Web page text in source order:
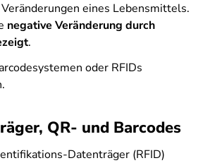
eines Lebensmittels.
negative Veränderung durch
.
oder RFIDs
QR- und Barcodes
Datenträger (RFID)